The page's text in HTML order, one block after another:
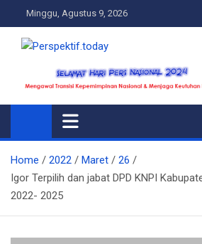
to
content
Minggu, Agustus 9, 2026
Perspektif.today
Ispiratif Profesional Independen
Home 2022 Maret
26
Igor Terpilih dan jabat DPD KNPI
2022- 2025